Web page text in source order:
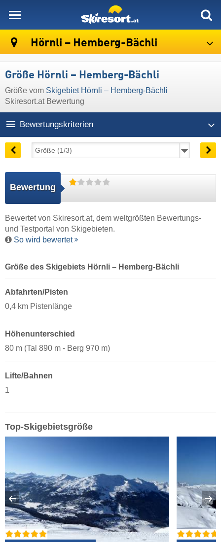
Hörnli – Hemberg-Bächli
Größe Hörnli – Hemberg-Bächli
Größe vom Skigebiet Hörnli – Hemberg-Bächli
Skiresort.at Bewertung
Bewertungskriterien
Bewertung
Bewertet von Skiresort.at, dem weltgrößten Bewertungs-
und Testportal von Skigebieten.
So wird bewertet
Größe des Skigebiets Hörnli – Hemberg-Bächli
Abfahrten/Pisten
0,4 km Pistenlänge
Höhenunterschied
80 m (Tal 890 m - Berg 970 m)
Lifte/Bahnen
1
Top-Skigebietsgröße